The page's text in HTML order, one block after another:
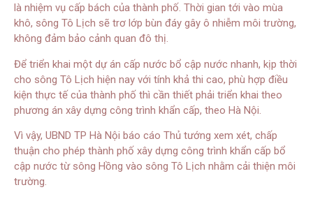
là nhiệm vụ cấp bách của thành phố. Thời gian tới vào mùa
khô, sông Tô Lịch sẽ trơ lớp bùn đáy gây ô nhiễm môi trường,
không đảm bảo cảnh quan đô thị.
Để triển khai một dự án cấp nước bổ cập nước nhanh, kịp thời
cho sông Tô Lịch hiện nay với tính khả thi cao, phù hợp điều
kiện thực tế của thành phố thì cần thiết phải triển khai theo
phương án xây dựng công trình khẩn cấp, theo Hà Nội.
Vì vậy, UBND TP Hà Nội báo cáo Thủ tướng xem xét, chấp
thuận cho phép thành phố xây dựng công trình khẩn cấp bổ
cập nước từ sông Hồng vào sông Tô Lịch nhằm cải thiện môi
trường.